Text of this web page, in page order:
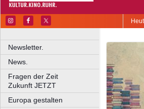
Newsletter.
News.
Fragen der Zeit
Zukunft JETZT
Europa gestalten